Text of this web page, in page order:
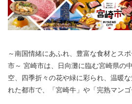
～南国情緒にあふれ、豊富な食材とス
市～ 宮崎市は、日向灘に臨む宮崎県の中央部にあり、青い海と
空、四季折々の花や緑に彩られ、温暖
れた都市で、「宮崎牛」や「完熟マンゴ